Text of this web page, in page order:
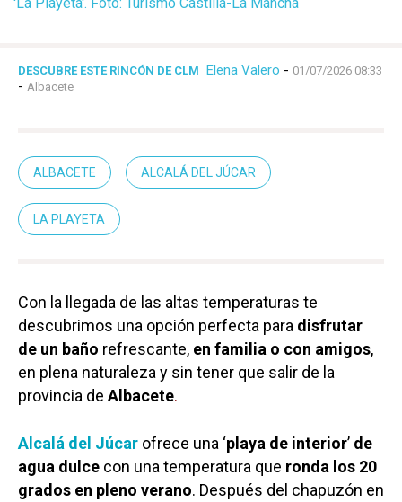
DESCUBRE ESTE RINCÓN DE CLM Elena Valero - 01/07/2026 08:33
- Albacete
ALBACETE ALCALÁ DEL JÚCAR
LA PLAYETA
Con la llegada de las altas temperaturas te
descubrimos una opción perfecta para disfrutar
de un baño refrescante, en familia o con amigos,
en plena naturaleza y sin tener que salir de la
provincia de Albacete.
Alcalá del Júcar ofrece una ‘playa de interior’ de
agua dulce con una temperatura que ronda los 20
grados en pleno verano. Después del chapuzón en